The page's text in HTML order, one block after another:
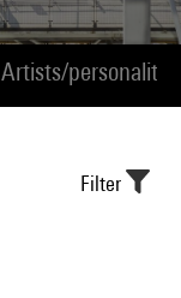
Artists/
Filter